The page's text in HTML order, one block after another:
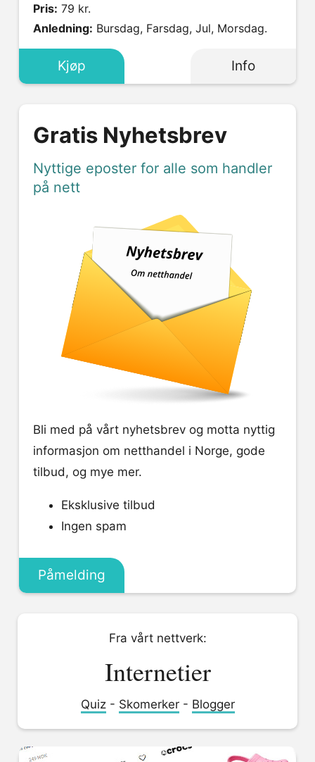
Pris: 79 kr.
Anledning: Bursdag, Farsdag, Jul, Morsdag.
Info
Kjøp
Gratis Nyhetsbrev
Nyttige eposter for alle som handler
på nett
Bli med på vårt nyhetsbrev og motta nyttig
informasjon om netthandel i Norge, gode
tilbud, og mye mer.
Eksklusive tilbud
Ingen spam
Påmelding
Fra vårt nettverk:
Internetier
Quiz- Skomerker- Blogger